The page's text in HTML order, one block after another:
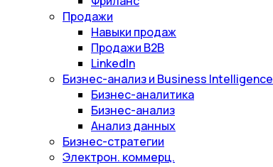
Продажи
Навыки продаж
Продажи B2B
LinkedIn
Бизнес-анализ и Business Intelligence
Бизнес-аналитика
Бизнес-анализ
Анализ данных
Бизнес-стратегии
Электрон. коммерц.